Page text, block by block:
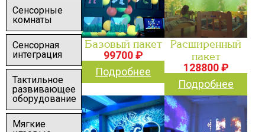
Сенсорные
комнаты
Сенсорная
интеграция
Тактильное
развивающее
оборудование
Мягкие
Базовый пакет
99700 ₽
Подробнее
Расширенный
пакет
128800 ₽
Подробнее